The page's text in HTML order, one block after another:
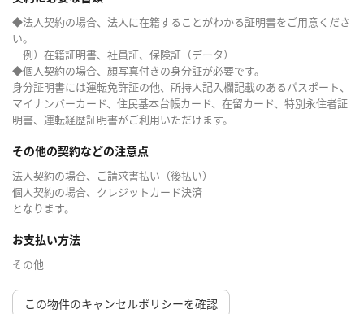
◆法人契約の場合、法人に在籍することがわかる証明書をご用意くださ
い。
例）在籍証明書、社員証、保険証（データ）
◆個人契約の場合、顔写真付きの身分証が必要です。
身分証明書には運転免許証の他、所持人記入欄記載のあるパスポート、
マイナンバーカード、住民基本台帳カード、在留カード、特別永住者証
明書、運転経歴証明書がご利用いただけます。
その他の契約などの注意点
法人契約の場合、ご請求書払い（後払い）
個人契約の場合、クレジットカード決済
となります。
お支払い方法
その他
この物件のキャンセルポリシーを確認